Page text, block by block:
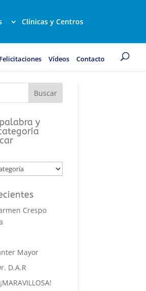
Clínicas y Centros
Felicitaciones Vídeos Contacto
y
Crespo
Mayor
D.A.R